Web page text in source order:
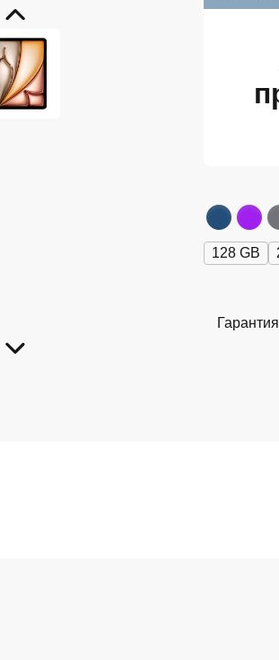
128 GB